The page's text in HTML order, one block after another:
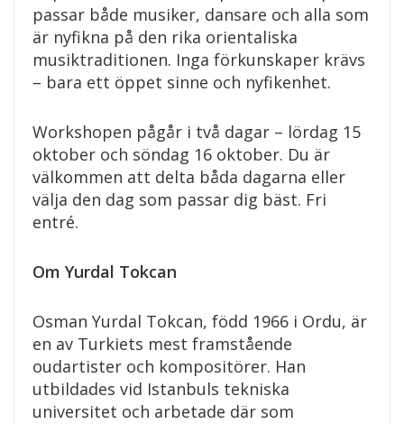
passar både musiker, dansare och alla som
är nyfikna på den rika orientaliska
musiktraditionen. Inga förkunskaper krävs
– bara ett öppet sinne och nyfikenhet.
Workshopen pågår i två dagar – lördag 15
oktober och söndag 16 oktober. Du är
välkommen att delta båda dagarna eller
välja den dag som passar dig bäst. Fri
entré.
Om Yurdal Tokcan
Osman Yurdal Tokcan, född 1966 i Ordu, är
en av Turkiets mest framstående
oudartister och kompositörer. Han
utbildades vid Istanbuls tekniska
universitet och arbetade där som